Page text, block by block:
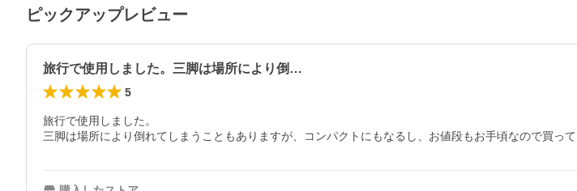
ピックアップレビュー
旅行で使用しました。三脚は場所により倒…
5
旅行で使用しました。
三脚は場所により倒れてしまうこともありますが、コンパクトにもなるし、お値段もお手頃なので買って